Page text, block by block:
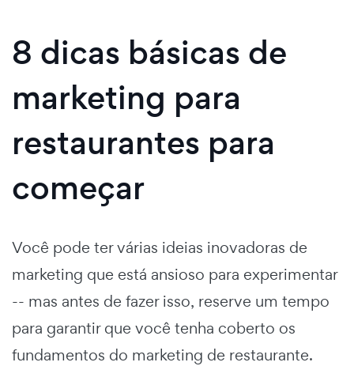
8 dicas básicas de
marketing para
restaurantes para
começar
Você pode ter várias ideias inovadoras de
marketing que está ansioso para experimentar
-- mas antes de fazer isso, reserve um tempo
para garantir que você tenha coberto os
fundamentos do marketing de restaurante.